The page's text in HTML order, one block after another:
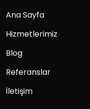
Ana Sayfa
Hizmetlerimiz
Blog
Referanslar
İletişim